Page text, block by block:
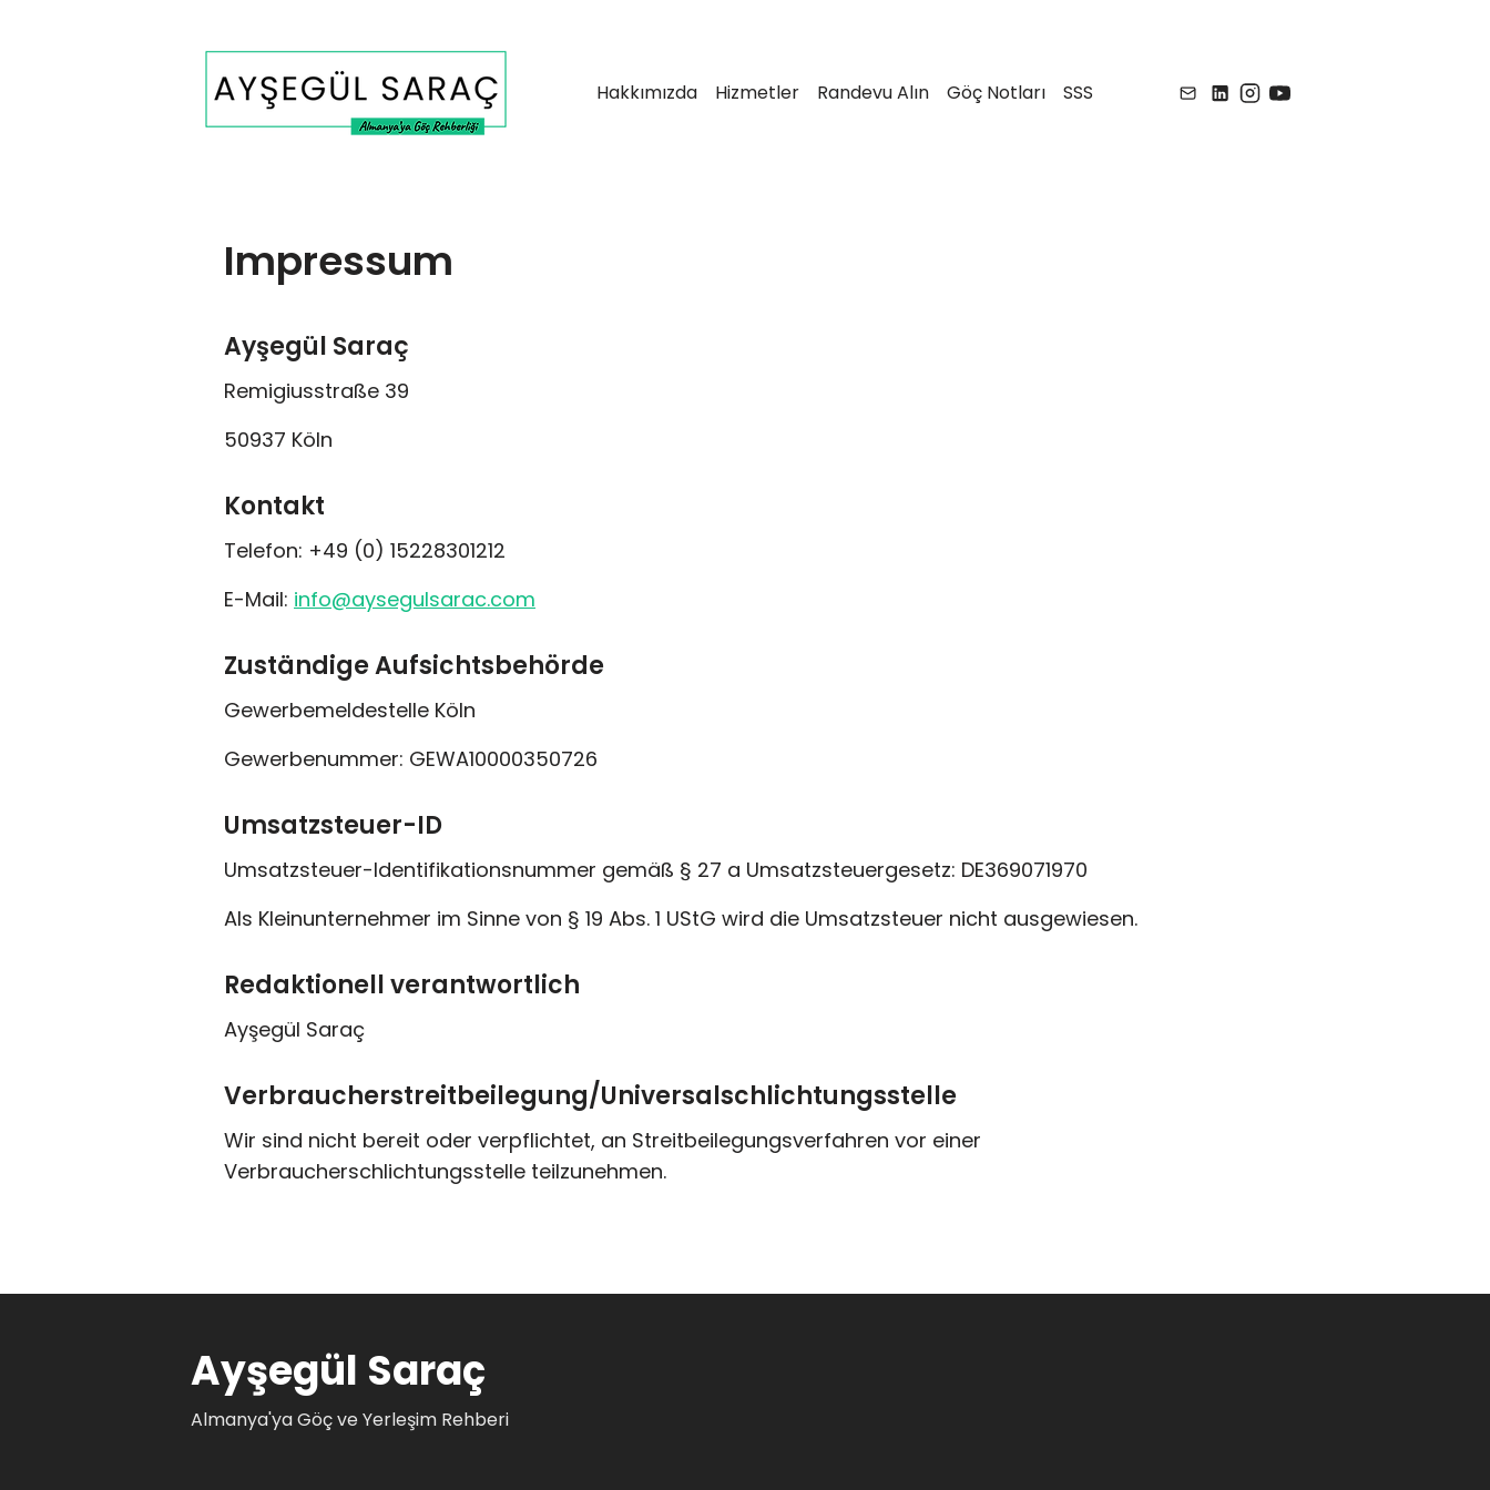
Hakkımızda Hizmetler Randevu Alın Göç Notları SSS
Impressum
Ayşegül Saraç
Remigiusstraße 39
50937 Köln
Kontakt
Telefon: +49 (0) 15228301212
E-Mail: info@aysegulsarac.com
Zuständige Aufsichtsbehörde
Gewerbemeldestelle Köln
Gewerbenummer: GEWA10000350726
Umsatzsteuer-ID
Umsatzsteuer-Identifikationsnummer gemäß § 27 a Umsatzsteuergesetz: DE369071970
Als Kleinunternehmer im Sinne von § 19 Abs. 1 UStG wird die Umsatzsteuer nicht ausgewiesen.
Redaktionell verantwortlich
Ayşegül Saraç
Verbraucherstreitbeilegung/Universalschlichtungsstelle
Wir sind nicht bereit oder verpflichtet, an Streitbeilegungsverfahren vor einer
Verbraucherschlichtungsstelle teilzunehmen.
Ayşegül Saraç
Almanya'ya Göç ve Yerleşim Rehberi